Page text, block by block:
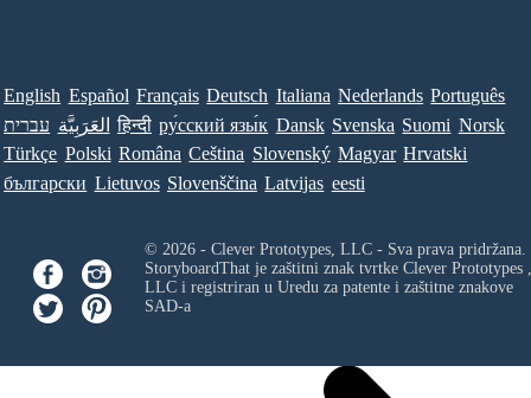
English Español Français Deutsch Italiana Nederlands Português
עברית العَرَبِيَّة हिन्दी ру́сский язы́к Dansk Svenska Suomi Norsk
Türkçe Polski Româna Ceština Slovenský Magyar Hrvatski
български Lietuvos Slovenščina Latvijas eesti
© 2026 - Clever Prototypes, LLC - Sva prava pridržana.
StoryboardThat je zaštitni znak tvrtke Clever Prototypes ,
LLCi registriran u Uredu za patente i zaštitne znakove
SAD-a